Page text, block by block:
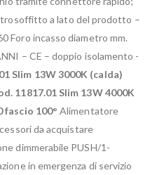
a lato del prodotto –
Foro incasso diametro mm.
– CE – doppio isolamento -
Slim 13W 3000K (calda)
11817.01 Slim 13W 4000K
fascio 100° Alimentatore
da acquistare
dimmerabile PUSH/1-
in emergenza di servizio